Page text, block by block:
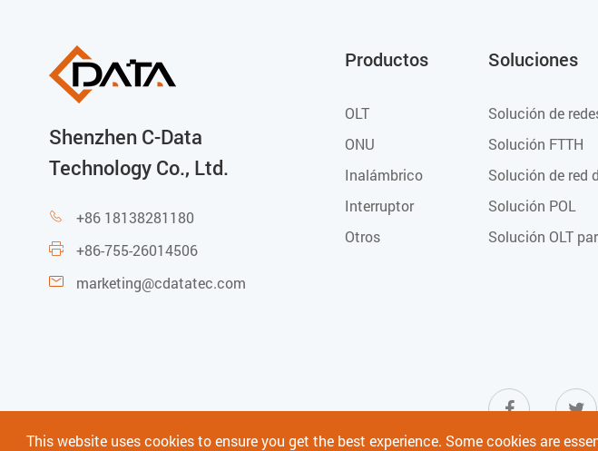
Shenzhen C-Data
Technology Co., Ltd.
 +86 18138281180
 +86-755-26014506
 marketing@cdatatec.com
Productos
OLT
ONU
Inalámbrico
Interruptor
Otros
Soluciones
Solución de
Solución FTTH
Solución de red
Solución POL
Solución OLT
This website uses cookies to ensure you get the best experience. Some cookies are